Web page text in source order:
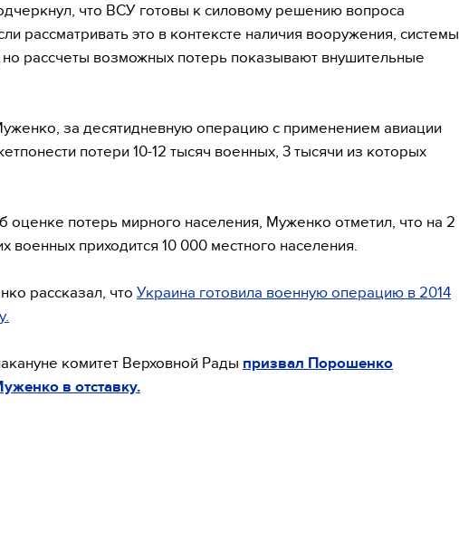
что ВСУ готовы к силовому решению вопроса
рассматривать это в контексте наличия вооружения, системы
но рассчеты возможных потерь показывают внушительные
за десятидневную операцию с применением авиации
потери 10-12 тысяч военных, 3 тысячи из которых
оценке потерь мирного населения, Муженко отметил, что на 2
военных приходится 10 000 местного населения.
рассказал, что Украина готовила военную операцию в 2014
комитет Верховной Рады призвал Порошенко
в отставку.